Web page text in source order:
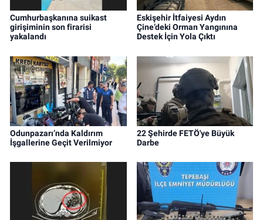
Cumhurbaşkanına suikast
girişiminin son firarisi
yakalandı
Eskişehir İtfaiyesi Aydın
Çine’deki Orman Yangınına
Destek İçin Yola Çıktı
Odunpazarı’nda Kaldırım
İşgallerine Geçit Verilmiyor
22 Şehirde FETÖ'ye Büyük
Darbe